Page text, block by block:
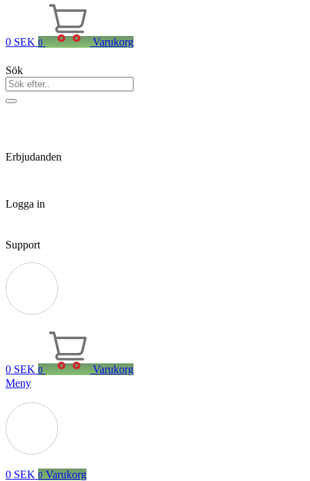
0 SEK 0 Varukorg
Sök
Erbjudanden
Logga in
Support
0 SEK 0
Varukorg
Meny
0 SEK 0 Varukorg